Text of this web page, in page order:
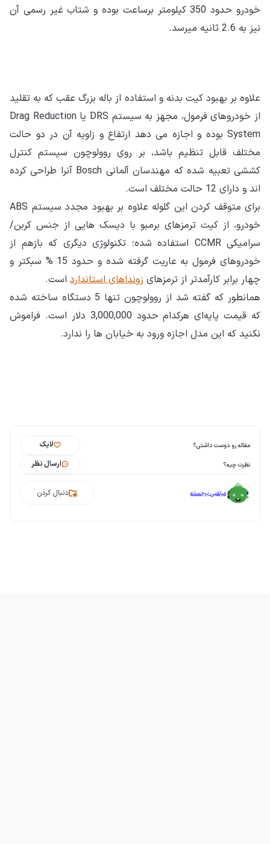
خودرو حدود 350 کیلومتر برساعت بوده و شتاب غیر رسمی آن
نیز به 2.6 ثانیه میرسد.
علاوه بر بهبود کیت بدنه و استفاده از باله بزرگ عقب که به تقلید
از خودروهای فرمول، مجهز به سیستم DRS یا Drag Reduction
System بوده و اجازه می دهد ارتفاع و زاویه آن در دو حالت
مختلف قابل تنظیم باشد، بر روی روولوچون سیستم کنترل
کششی تعبیه شده که مهندسان آلمانی Bosch آنرا طراحی کرده
اند و دارای 12 حالت مختلف است.
برای متوقف کردن این گلوله علاوه بر بهبود مجدد سیستم ABS
خودرو، از کیت ترمزهای برمبو با دیسک هایی از جنس کربن/
سرامیکی CCMR استفاده شده؛ تکنولوژی دیگری که بازهم از
خودروهای فرمول به عاریت گرفته شده و حدود 15 % سبکتر و
چهار برابر کارآمدتر از ترمزهای زونداهای استاندارد است.
همانطور که گفته شد از روولوچون تنها 5 دستگاه ساخته شده
که قیمت پایه‌ای هرکدام حدود 3,000,000 دلار است. فراموش
نکنید که این مدل اجازه ورود به خیابان ها را ندارد.
مقاله رو دوست داشتی؟ لایک
نظرت چیه؟ ارسال نظر
مرتضی برجسته دنبال کردن